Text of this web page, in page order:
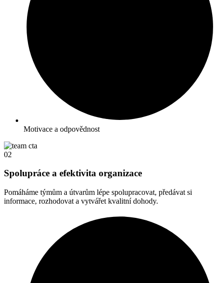
Motivace a odpovědnost
02
Spolupráce a efektivita organizace
Pomáháme týmům a útvarům lépe spolupracovat, předávat si
informace, rozhodovat a vytvářet kvalitní dohody.